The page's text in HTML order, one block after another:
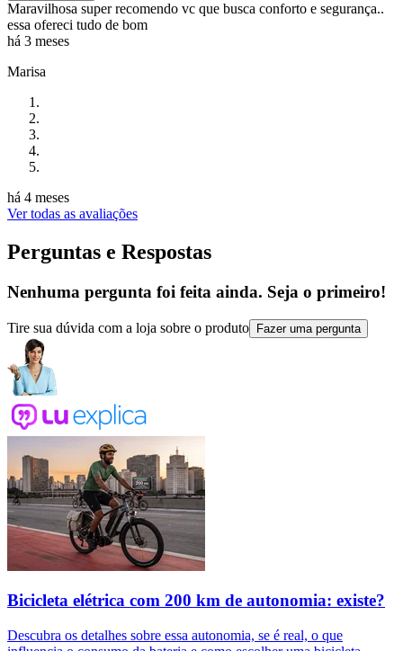
Maravilhosa super recomendo vc que busca conforto e segurança..
essa ofereci tudo de bom
há 3 meses
Marisa
há 4 meses
Ver todas as avaliações
Perguntas e Respostas
Nenhuma pergunta foi feita ainda. Seja o primeiro!
Tire sua dúvida com a loja sobre o produto Fazer uma pergunta
Bicicleta elétrica com 200 km de autonomia: existe?
Descubra os detalhes sobre essa autonomia, se é real, o que